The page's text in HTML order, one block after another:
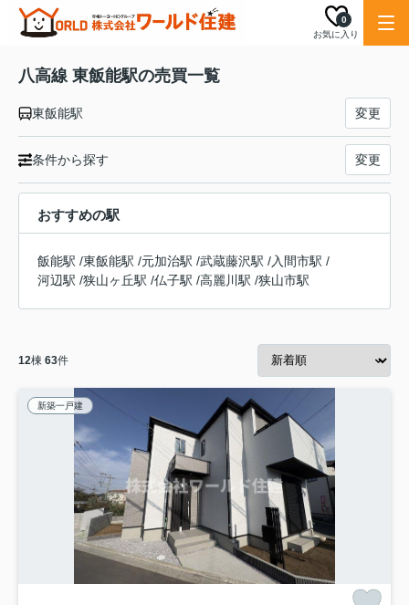
お気に入り
0
八高線 東飯能駅の売買一覧
東飯能駅 変更
条件から探す 変更
おすすめの駅
飯能駅 /東飯能駅 /元加治駅 /武蔵藤沢駅 /入間市駅 /
河辺駅 /狭山ヶ丘駅 /仏子駅 /高麗川駅 /狭山市駅
12棟 63件
新築一戸建